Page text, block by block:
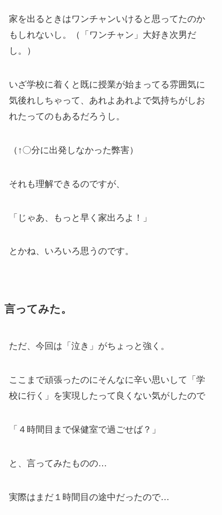
家を出るときはワンチャンいける と思ってたのか
もしれないし。（「ワンチャン」大好き次男だ
し。）
いざ学校に着くと 既に授業が始まってる雰囲気に
気後れしちゃって、あれよあれよで気持ちがしお
れたってのもあるだろうし。
（↑〇分に出発しなかった弊害 ）
それも理解できるのですが、
「じゃあ、もっと早く家出ろよ！」
とかね、いろいろ思うのです。
言ってみた。
ただ、今回は 「泣き」がちょっと強く。
ここまで頑張ったのにそんなに辛い思いして「学
校に行く」を実現したって良くない気がしたので
「４時間目まで保健室で過ごせば？」
と、言ってみたものの…
実際はまだ１時間目の途中だったので…